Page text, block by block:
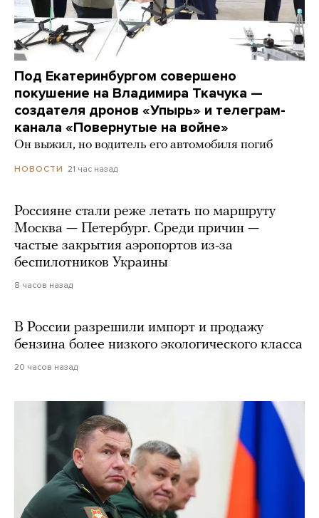
Под Екатеринбургом совершено
покушение на Владимира Ткачука —
создателя дронов «Упырь» и телеграм-
канала «Повернутые на войне»
Он выжил, но водитель его автомобиля погиб
НОВОСТИ 21 час назад
Россияне стали реже летать по маршруту
Москва — Петербург. Среди причин —
частые закрытия аэропортов из-за
беспилотников Украины
8 часов назад
В России разрешили импорт и продажу
бензина более низкого экологического класса
20 часов назад